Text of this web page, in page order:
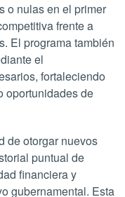
o nulas en el primer
frente a
El programa también
el
fortaleciendo
oportunidades de
de otorgar nuevos
puntual de
financiera y
gubernamental. Esta